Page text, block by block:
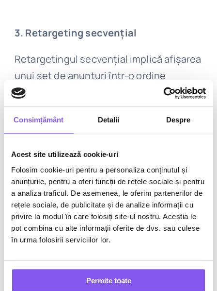
Consimțământ Detalii Despre
Acest site utilizează cookie-uri
Folosim cookie-uri pentru a personaliza conținutul și
anunțurile, pentru a oferi funcții de rețele sociale și pentru
a analiza traficul. De asemenea, le oferim partenerilor de
rețele sociale, de publicitate și de analize informații cu
privire la modul în care folosiți site-ul nostru. Aceștia le
pot combina cu alte informații oferite de dvs. sau culese
în urma folosirii serviciilor lor.
Permite toate
3. Retargeting secvențial
Retargetingul secvențial implică afișarea
unui set de anunțuri într-o ordine
specifică, ghidând utilizatorul printr-o
poveste sau o serie de mesaje care
cresc în intensitate și relevanță.
O companie de turism poate folosi
retargetingul secvențial pentru a arăta
utilizatorilor anunțuri cu destinații de
vacanță atractive. 🏖️ Ulterior, după ce
utilizatorul a interacționat cu primul
anunț, poate fi retargetat cu un video cu
În etapa finală, utilizatorului i se poate
oferi un discount exclusiv pentru a-și